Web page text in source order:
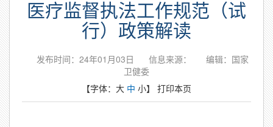
医疗监督执法工作规范（试
行）政策解读
发布时间：24年01月03日 信息来源：
编辑：国家
卫健委
【字体： 大 中 小】 打印本页